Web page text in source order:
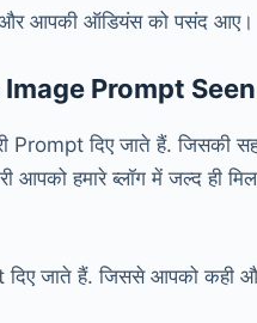
और आपकी ऑडियंस को पसंद आए।
Prompt
Prompt दिए जाते हैं. जिसकी
आपको हमारे ब्लॉग में जल्द ही
जाते हैं. जिससे आपको कही